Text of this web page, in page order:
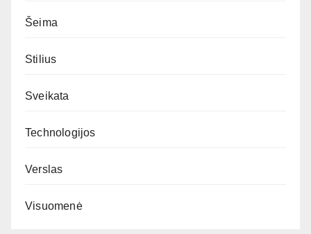
Šeima
Stilius
Sveikata
Technologijos
Verslas
Visuomenė